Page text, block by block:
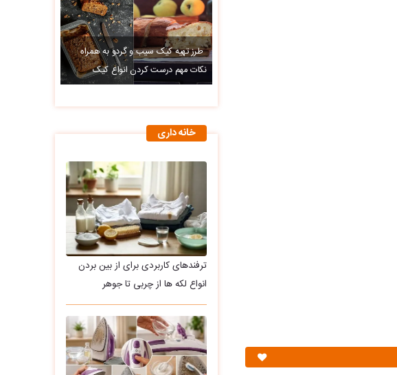
طرز تهیه کیک سیب و گردو به همراه
نکات مهم درست کردن انواع کیک
خانه داری
ترفندهای کاربردی برای از بین بردن
انواع لکه ها از چربی تا جوهر